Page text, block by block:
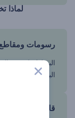
لماذا
رسومات ومقاطع
البساطة لا تعني
البصري في تجربة
قابلية